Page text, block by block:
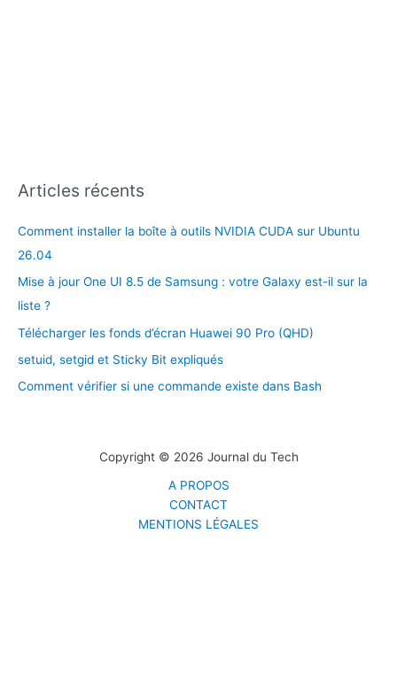
Articles récents
Comment installer la boîte à outils NVIDIA CUDA sur Ubuntu
26.04
Mise à jour One UI 8.5 de Samsung : votre Galaxy est-il sur la
liste ?
Télécharger les fonds d’écran Huawei 90 Pro (QHD)
setuid, setgid et Sticky Bit expliqués
Comment vérifier si une commande existe dans Bash
Copyright © 2026 Journal du Tech
A PROPOS
CONTACT
MENTIONS LÉGALES